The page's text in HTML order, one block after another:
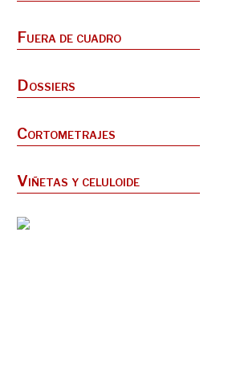
Fuera de cuadro
Dossiers
Cortometrajes
Viñetas y celuloide